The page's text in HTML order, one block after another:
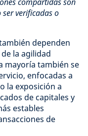
ser verificadas o
dependen
la agilidad
mayoría también se
enfocadas a
la exposición a
de capitales y
estables
de